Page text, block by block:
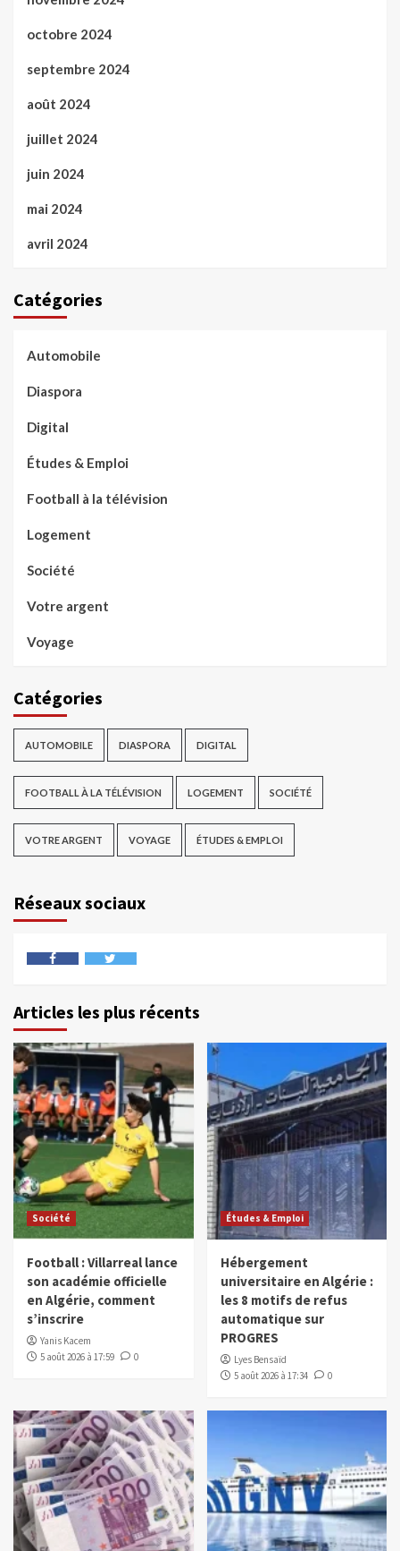
octobre 2024
septembre 2024
août 2024
juillet 2024
juin 2024
mai 2024
avril 2024
Catégories
Automobile
Diaspora
Digital
Études & Emploi
Football à la télévision
Logement
Société
Votre argent
Voyage
Catégories
AUTOMOBILE DIASPORA DIGITAL
FOOTBALL À LA TÉLÉVISION LOGEMENT SOCIÉTÉ
VOTRE ARGENT VOYAGE ÉTUDES & EMPLOI
Réseaux sociaux
Articles les plus récents
Société
Football : Villarreal lance
son académie officielle
en Algérie, comment
s’inscrire
Yanis Kacem
5 août 2026 à 17:59
0
Études & Emploi
Hébergement
universitaire en Algérie :
les 8 motifs de refus
automatique sur
PROGRES
Lyes Bensaïd
5 août 2026 à 17:34
0